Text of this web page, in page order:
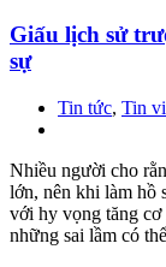
Giấu lịch sử
sự
Tin tức, Tin
Nhiều người cho
lớn, nên khi làm hồ
với hy vọng tăng
những sai lầm có